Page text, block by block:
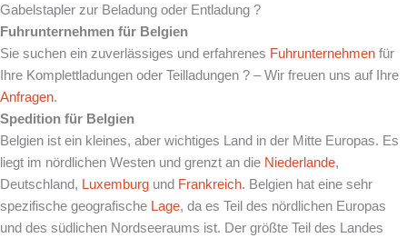
Gabelstapler zur Beladung oder Entladung ?
Fuhrunternehmen für Belgien
Sie suchen ein zuverlässiges und erfahrenes Fuhrunternehmen für
Ihre Komplettladungen oder Teilladungen ? – Wir freuen uns auf Ihre
Anfragen.
Spedition für Belgien
Belgien ist ein kleines, aber wichtiges Land in der Mitte Europas. Es
liegt im nördlichen Westen und grenzt an die Niederlande,
Deutschland, Luxemburg und Frankreich. Belgien hat eine sehr
spezifische geografische Lage, da es Teil des nördlichen Europas
und des südlichen Nordseeraums ist. Der größte Teil des Landes